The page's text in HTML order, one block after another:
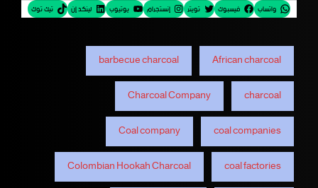
واتساب فيسبوك تويتر إنستجرام يوتيوب لينكد إن تيك توك
African charcoal
barbecue charcoal
charcoal
Charcoal Company
coal companies
Coal company
coal factories
Colombian Hookah Charcoal